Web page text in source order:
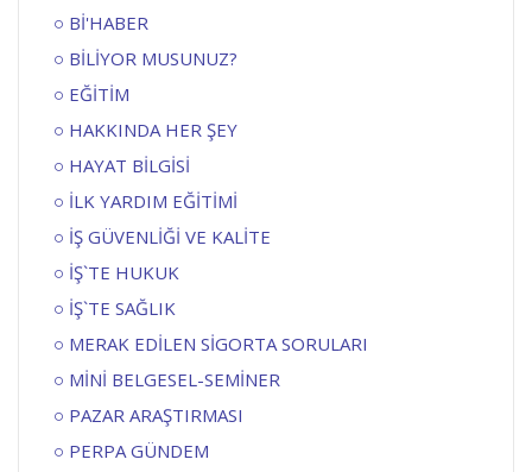
Bİ'HABER
BİLİYOR MUSUNUZ?
EĞİTİM
HAKKINDA HER ŞEY
HAYAT BİLGİSİ
İLK YARDIM EĞİTİMİ
İŞ GÜVENLİĞİ VE KALİTE
İŞ`TE HUKUK
İŞ`TE SAĞLIK
MERAK EDİLEN SİGORTA SORULARI
MİNİ BELGESEL-SEMİNER
PAZAR ARAŞTIRMASI
PERPA GÜNDEM